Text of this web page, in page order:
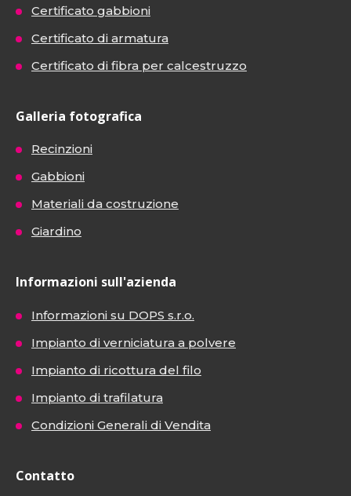
Certificato gabbioni
Certificato di armatura
Certificato di fibra per calcestruzzo
Galleria fotografica
Recinzioni
Gabbioni
Materiali da costruzione
Giardino
Informazioni sull'azienda
Informazioni su DOPS s.r.o.
Impianto di verniciatura a polvere
Impianto di ricottura del filo
Impianto di trafilatura
Condizioni Generali di Vendita
Contatto